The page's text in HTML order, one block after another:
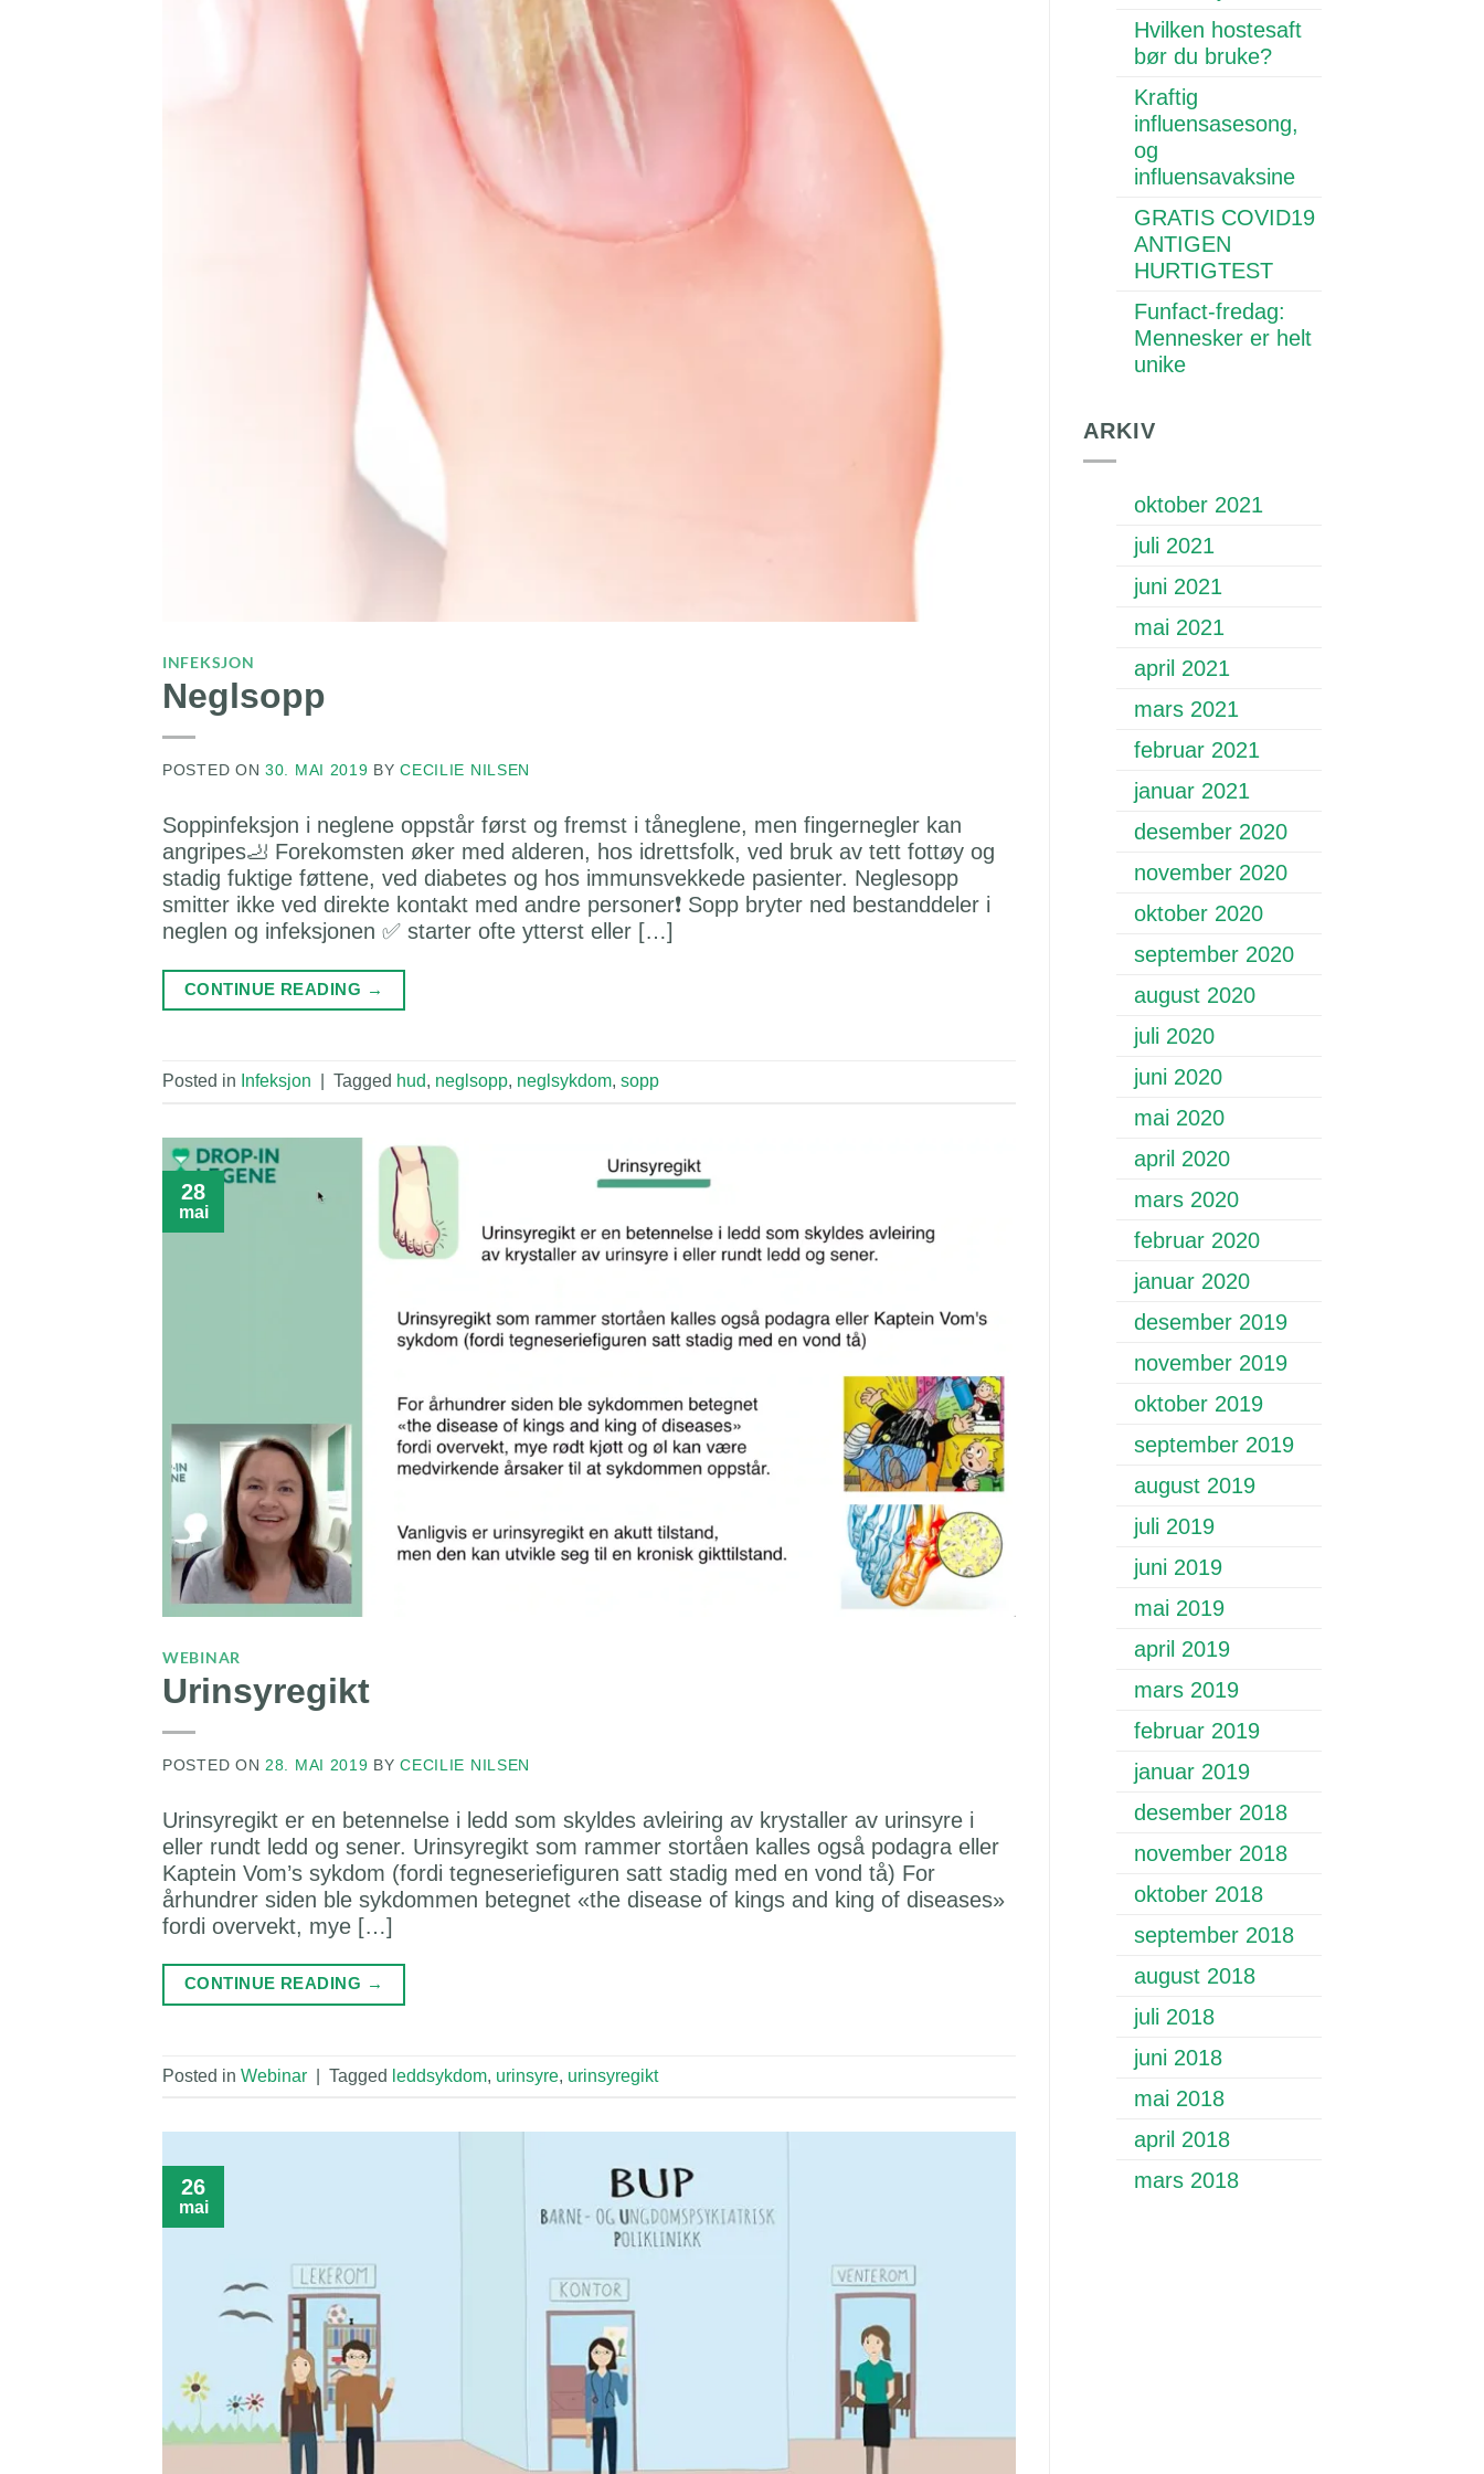
INFEKSJON
Neglsopp
POSTED ON 30. MAI 2019 BYCECILIE NILSEN
Soppinfeksjon i neglene oppstår først og fremst i tåneglene, men fingernegler kan
angripes🦶 Forekomsten øker med alderen, hos idrettsfolk, ved bruk av tett fottøy og
stadig fuktige føttene, ved diabetes og hos immunsvekkede pasienter. Neglesopp
smitter ikke ved direkte kontakt med andre personer❗️ Sopp bryter ned bestanddeler i
neglen og infeksjonen ✅ starter ofte ytterst eller […]
CONTINUE READING →
Posted in Infeksjon Tagged hud, neglsopp, neglsykdom, sopp
28
mai
WEBINAR
Urinsyregikt
POSTED ON 28. MAI 2019 BYCECILIE NILSEN
Urinsyregikt er en betennelse i ledd som skyldes avleiring av krystaller av urinsyre i
eller rundt ledd og sener. Urinsyregikt som rammer stortåen kalles også podagra eller
Kaptein Vom’s sykdom (fordi tegneseriefiguren satt stadig med en vond tå) For
århundrer siden ble sykdommen betegnet «the disease of kings and king of diseases»
fordi overvekt, mye […]
CONTINUE READING →
Posted in Webinar Tagged leddsykdom, urinsyre, urinsyregikt
26
mai
Hvilken hostesaft
bør du bruke?
Kraftig
influensasesong,
og
influensavaksine
GRATIS COVID19
ANTIGEN
HURTIGTEST
Funfact-fredag:
Mennesker er helt
unike
ARKIV
oktober 2021
juli 2021
juni 2021
mai 2021
april 2021
mars 2021
februar 2021
januar 2021
desember 2020
november 2020
oktober 2020
september 2020
august 2020
juli 2020
juni 2020
mai 2020
april 2020
mars 2020
februar 2020
januar 2020
desember 2019
november 2019
oktober 2019
september 2019
august 2019
juli 2019
juni 2019
mai 2019
april 2019
mars 2019
februar 2019
januar 2019
desember 2018
november 2018
oktober 2018
september 2018
august 2018
juli 2018
juni 2018
mai 2018
april 2018
mars 2018